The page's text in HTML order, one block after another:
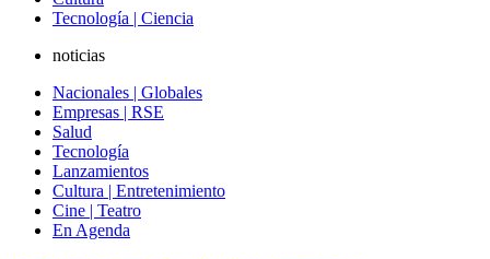
Tecnología | Ciencia
noticias
Nacionales | Globales
Empresas | RSE
Salud
Tecnología
Lanzamientos
Cultura | Entretenimiento
Cine | Teatro
En Agenda